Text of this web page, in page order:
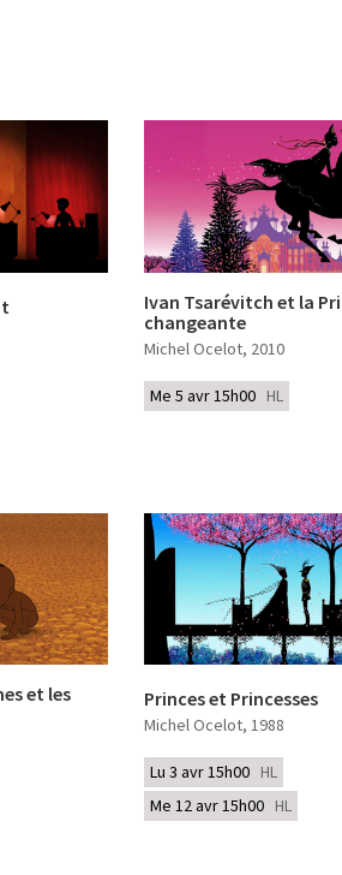
Ivan Tsarévitch et la
changeante
Michel Ocelot, 2010
Me 5 avr 15h00 HL
et les
Princes et Princesses
Michel Ocelot, 1988
Lu 3 avr 15h00 HL
Me 12 avr 15h00 HL